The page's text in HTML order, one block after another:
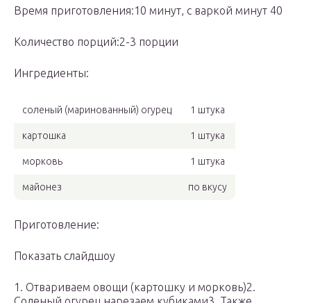
Время приготовления:10 минут, с варкой минут 40
Количество порций:2-3 порции
Ингредиенты:
соленый (маринованный) огурец 1 штука
картошка 1 штука
морковь 1 штука
майонез по вкусу
Приготовление:
Показать слайдшоу
1. Отвариваем овощи (картошку и морковь)2.